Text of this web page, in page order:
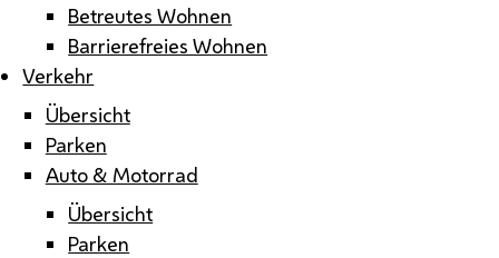
Betreutes Wohnen
Barrierefreies Wohnen
Verkehr
Übersicht
Parken
Auto & Motorrad
Übersicht
Parken